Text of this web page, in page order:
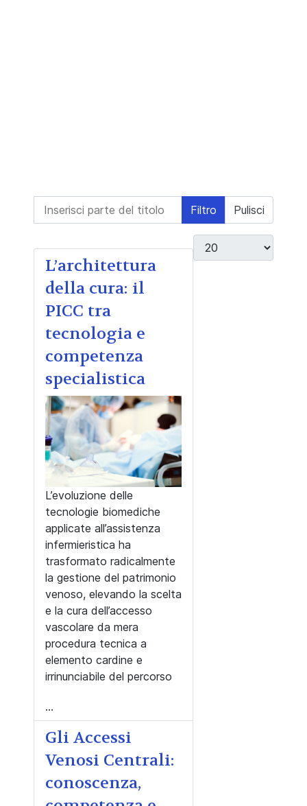
Inserisci parte del titolo Filtro Pulisci
Visualizza #
L’architettura
della cura: il
PICC tra
tecnologia e
competenza
specialistica
L’evoluzione delle
tecnologie biomediche
applicate all’assistenza
infermieristica ha
trasformato radicalmente
la gestione del patrimonio
venoso, elevando la scelta
e la cura dell’accesso
vascolare da mera
procedura tecnica a
elemento cardine e
irrinunciabile del percorso
...
Gli Accessi
Venosi Centrali:
conoscenza,